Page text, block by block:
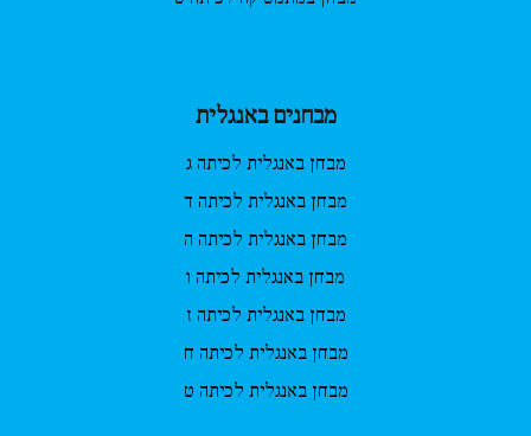
מבחנים באנגלית
מבחן באנגלית לכיתה ג
מבחן באנגלית לכיתה ד
מבחן באנגלית לכיתה ה
מבחן באנגלית לכיתה ו
מבחן באנגלית לכיתה ז
מבחן באנגלית לכיתה ח
מבחן באנגלית לכיתה ט